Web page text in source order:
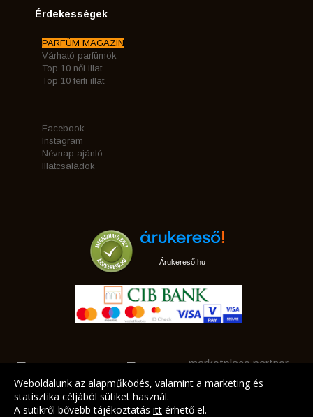
Érdekességek
PARFÜM MAGAZIN
Várható parfümök
Top 10 női illat
Top 10 férfi illat
Facebook
Instagram
Névnap ajánló
Illatcsaládok
Árukereső.hu
marketplace partner
Weboldalunk az alapműködés, valamint a marketing és
statisztika céljából sütiket használ.
A sütikről bővebb tájékoztatás itt érhető el.